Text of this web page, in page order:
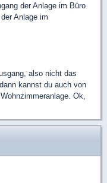
der Anlage im Büro
Anlage im
also nicht das
kannst du auch von
Ok,